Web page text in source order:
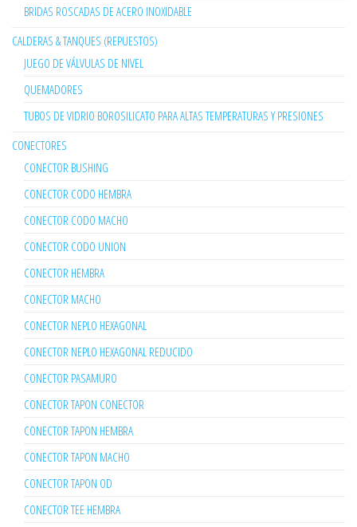
BRIDAS ROSCADAS DE ACERO INOXIDABLE
CALDERAS & TANQUES (REPUESTOS)
JUEGO DE VÁLVULAS DE NIVEL
QUEMADORES
TUBOS DE VIDRIO BOROSILICATO PARA ALTAS TEMPERATURAS Y PRESIONES
CONECTORES
CONECTOR BUSHING
CONECTOR CODO HEMBRA
CONECTOR CODO MACHO
CONECTOR CODO UNION
CONECTOR HEMBRA
CONECTOR MACHO
CONECTOR NEPLO HEXAGONAL
CONECTOR NEPLO HEXAGONAL REDUCIDO
CONECTOR PASAMURO
CONECTOR TAPON CONECTOR
CONECTOR TAPON HEMBRA
CONECTOR TAPON MACHO
CONECTOR TAPON OD
CONECTOR TEE HEMBRA